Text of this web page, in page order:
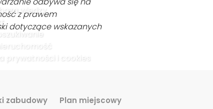
wiedzy
prywatności i cookies
z prawem
dotyczące wskazanych
zabudowy
Plan miejscowy